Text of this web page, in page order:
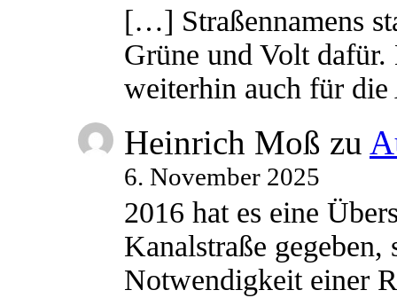
[…] Straßennamens
Grüne und Volt
weiterhin auch für
Heinrich Moß zu
6. November 2025
2016 hat es eine
Kanalstraße
Notwendigkeit einer